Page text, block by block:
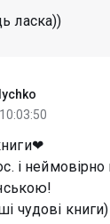
ласка))
і
чудові книги)